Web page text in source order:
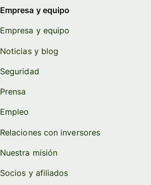
Empresa y equipo
Empresa y equipo
Noticias y blog
Seguridad
Prensa
Empleo
Relaciones con inversores
Nuestra misión
Socios y afiliados